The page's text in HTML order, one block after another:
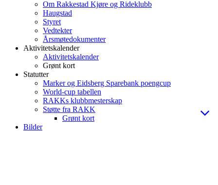
Om Rakkestad Kjøre og Rideklubb
Haugstad
Styret
Vedtekter
Årsmøtedokumenter
Aktivitetskalender
Aktivitetskalender
Grønt kort
Statutter
Marker og Eidsberg Sparebank poengcup
World-cup tabellen
RAKKs klubbmesterskap
Støtte fra RAKK
Grønt kort
Bilder